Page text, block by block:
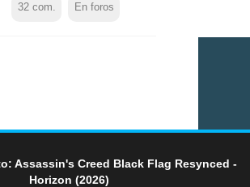
32com. En foros
Assassin's Creed Black Flag Resynced -
Horizon (2026)